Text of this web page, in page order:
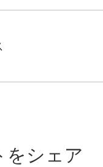
をシェア